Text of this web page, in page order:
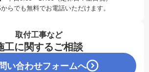
らでも無料でお電話いただけます。
取付工事など
工に関するご相談
い合わせフォームへ